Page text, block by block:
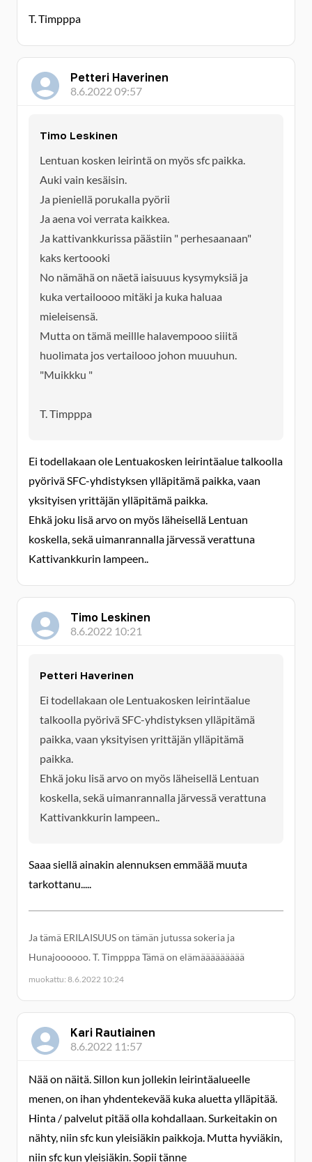
T. Timpppa
Petteri Haverinen
8.6.2022 09:57
Timo Leskinen
Lentuan kosken leirintä on myös sfc paikka.
Auki vain kesäisin.
Ja pieniellä porukalla pyörii
Ja aena voi verrata kaikkea.
Ja kattivankkurissa päästiin " perhesaanaan"
kaks kertoooki
No nämähä on näetä iaisuuus kysymyksiä ja
kuka vertailoooo mitäki ja kuka haluaa
mieleisensä.
Mutta on tämä meillle halavempooo siiitä
huolimata jos vertailooo johon muuuhun.
"Muikkku "
T. Timpppa
Ei todellakaan ole Lentuakosken leirintäalue talkoolla
pyörivä SFC-yhdistyksen ylläpitämä paikka, vaan
yksityisen yrittäjän ylläpitämä paikka.
Ehkä joku lisä arvo on myös läheisellä Lentuan
koskella, sekä uimanrannalla järvessä verattuna
Kattivankkurin lampeen..
Timo Leskinen
8.6.2022 10:21
Petteri Haverinen
Ei todellakaan ole Lentuakosken leirintäalue
talkoolla pyörivä SFC-yhdistyksen ylläpitämä
paikka, vaan yksityisen yrittäjän ylläpitämä
paikka.
Ehkä joku lisä arvo on myös läheisellä Lentuan
koskella, sekä uimanrannalla järvessä verattuna
Kattivankkurin lampeen..
Saaa siellä ainakin alennuksen emmäää muuta
tarkottanu.....
Ja tämä ERILAISUUS on tämän jutussa sokeria ja
Hunajoooooo. T. Timpppa Tämä on elämäääääääää
muokattu: 8.6.2022 10:24
Kari Rautiainen
8.6.2022 11:57
Nää on näitä. Sillon kun jollekin leirintäalueelle
menen, on ihan yhdentekevää kuka aluetta ylläpitää.
Hinta / palvelut pitää olla kohdallaan. Surkeitakin on
nähty, niin sfc kun yleisiäkin paikkoja. Mutta hyviäkin,
niin sfc kun yleisiäkin. Sopii tänne